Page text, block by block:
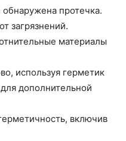
протечка.
загрязнений.
материалы
используя герметик
дополнительной
включив